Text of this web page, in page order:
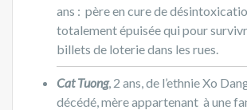
ans : père en cure de
totalement épuisée qui pour
billets de loterie dans les rues.
Cat Tuong, 2 ans, de l’ethnie Xo
décédé, mère appartenant à une